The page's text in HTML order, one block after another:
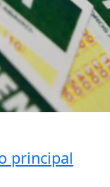
principal